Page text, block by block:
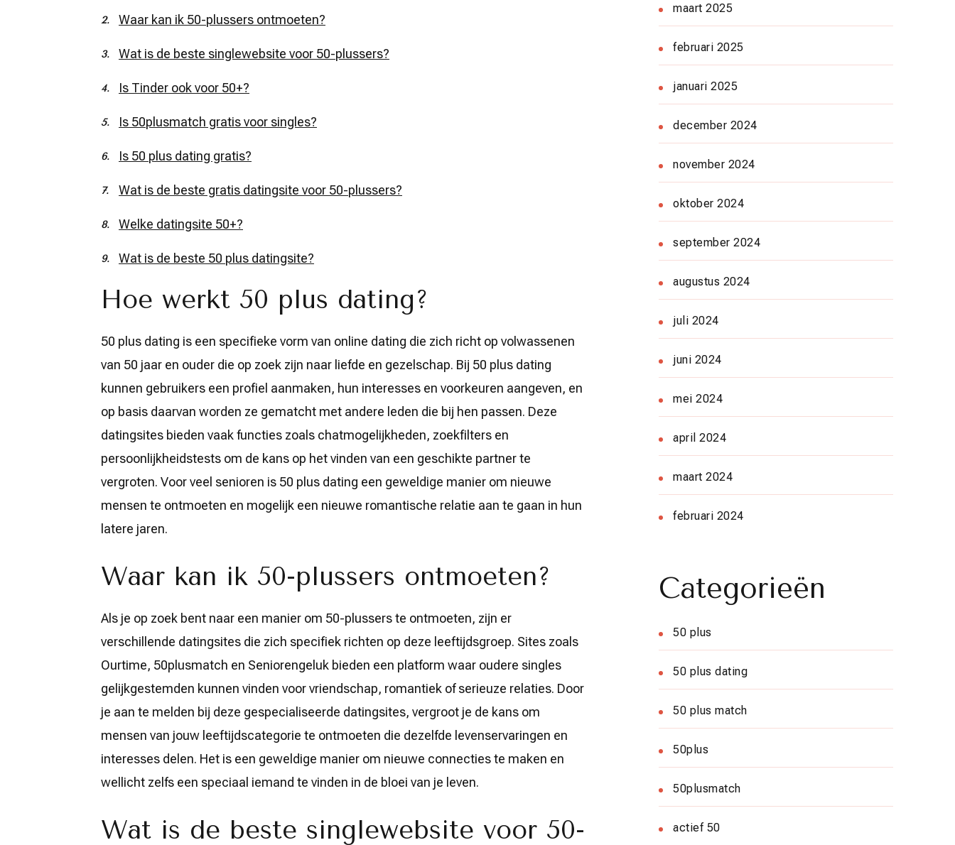
Waar kan ik 50-plussers ontmoeten?
Wat is de beste singlewebsite voor 50-plussers?
Is Tinder ook voor 50+?
Is 50plusmatch gratis voor singles?
Is 50 plus dating gratis?
Wat is de beste gratis datingsite voor 50-plussers?
Welke datingsite 50+?
Wat is de beste 50 plus datingsite?
Hoe werkt 50 plus dating?
50 plus dating is een specifieke vorm van online dating die zich richt op volwassenen
van 50 jaar en ouder die op zoek zijn naar liefde en gezelschap. Bij 50 plus dating
kunnen gebruikers een profiel aanmaken, hun interesses en voorkeuren aangeven, en
op basis daarvan worden ze gematcht met andere leden die bij hen passen. Deze
datingsites bieden vaak functies zoals chatmogelijkheden, zoekfilters en
persoonlijkheidstests om de kans op het vinden van een geschikte partner te
vergroten. Voor veel senioren is 50 plus dating een geweldige manier om nieuwe
mensen te ontmoeten en mogelijk een nieuwe romantische relatie aan te gaan in hun
latere jaren.
Waar kan ik 50-plussers ontmoeten?
Als je op zoek bent naar een manier om 50-plussers te ontmoeten, zijn er
verschillende datingsites die zich specifiek richten op deze leeftijdsgroep. Sites zoals
Ourtime, 50plusmatch en Seniorengeluk bieden een platform waar oudere singles
gelijkgestemden kunnen vinden voor vriendschap, romantiek of serieuze relaties. Door
je aan te melden bij deze gespecialiseerde datingsites, vergroot je de kans om
mensen van jouw leeftijdscategorie te ontmoeten die dezelfde levenservaringen en
interesses delen. Het is een geweldige manier om nieuwe connecties te maken en
wellicht zelfs een speciaal iemand te vinden in de bloei van je leven.
Wat is de beste singlewebsite voor 50-
maart 2025
februari 2025
januari 2025
december 2024
november 2024
oktober 2024
september 2024
augustus 2024
juli 2024
juni 2024
mei 2024
april 2024
maart 2024
februari 2024
Categorieën
50 plus
50 plus dating
50 plus match
50plus
50plusmatch
actief 50